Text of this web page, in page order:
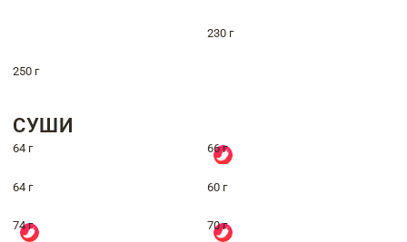
230 г
250 г
СУШИ
64 г 66 г
64 г 60 г
74 г 70 г